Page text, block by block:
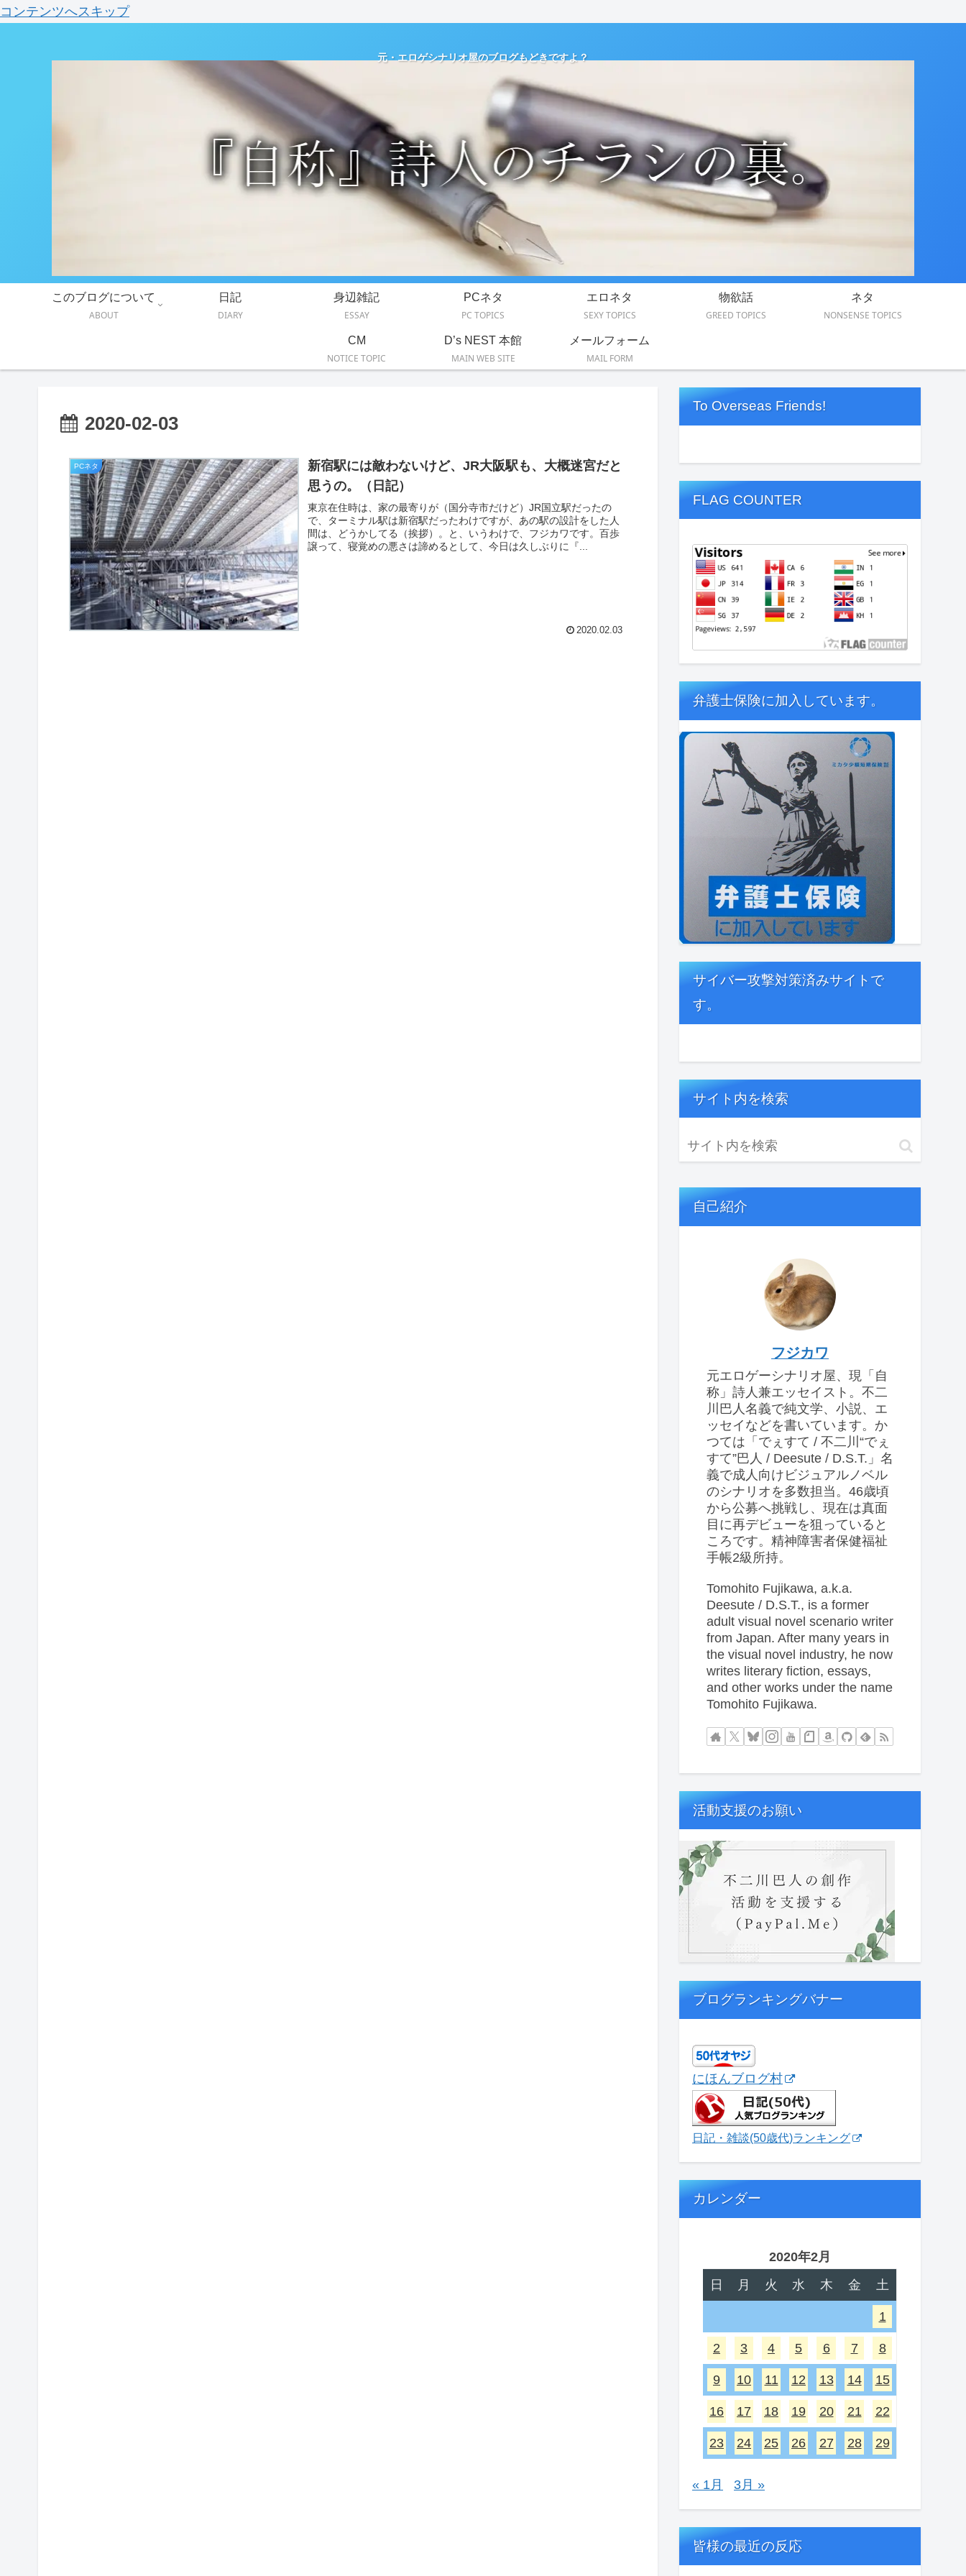
コンテンツへスキップ
元・エロゲシナリオ屋のブログもどきですよ？
このブログについて
ABOUT
日記
DIARY
身辺雑記
ESSAY
PCネタ
PC TOPICS
エロネタ
SEXY TOPICS
物欲話
GREED TOPICS
ネタ
NONSENSE TOPICS
CM
NOTICE TOPIC
D’s NEST 本館
MAIN WEB SITE
メールフォーム
MAIL FORM
2020-02-03
PCネタ
新宿駅には敵わないけど、JR大阪駅も、大概迷宮だと
思うの。（日記）
東京在住時は、家の最寄りが（国分寺市だけど）JR国立駅だったの
で、ターミナル駅は新宿駅だったわけですが、あの駅の設計をした人
間は、どうかしてる（挨拶）。と、いうわけで、フジカワです。百歩
譲って、寝覚めの悪さは諦めるとして、今日は久しぶりに『...
2020.02.03
To Overseas Friends!
FLAG COUNTER
弁護士保険に加入しています。
サイバー攻撃対策済みサイトで
す。
サイト内を検索
自己紹介
フジカワ
元エロゲーシナリオ屋、現「自
称」詩人兼エッセイスト。不二
川巴人名義で純文学、小説、エ
ッセイなどを書いています。か
つては「でぇすて / 不二川“でぇ
すて”巴人 / Deesute / D.S.T.」名
義で成人向けビジュアルノベル
のシナリオを多数担当。46歳頃
から公募へ挑戦し、現在は真面
目に再デビューを狙っていると
ころです。精神障害者保健福祉
手帳2級所持。
Tomohito Fujikawa, a.k.a.
Deesute / D.S.T., is a former
adult visual novel scenario writer
from Japan. After many years in
the visual novel industry, he now
writes literary fiction, essays,
and other works under the name
Tomohito Fujikawa.
活動支援のお願い
ブログランキングバナー
にほんブログ村
日記・雑談(50歳代)ランキング
カレンダー
2020年2月
日
月 火 水 木 金 土
1
2 3 4 5 6 7 8
9 10 11 12 13 14 15
16 17 18 19 20 21 22
23 24 25 26 27 28 29
« 1月 3月 »
皆様の最近の反応